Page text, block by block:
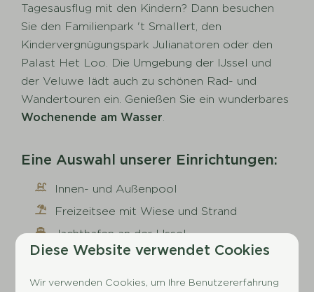
Tagesausflug mit den Kindern? Dann besuchen
Sie den Familienpark 't Smallert, den
Kindervergnügungspark Julianatoren oder den
Palast Het Loo. Die Umgebung der IJssel und
der Veluwe lädt auch zu schönen Rad- und
Wandertouren ein. Genießen Sie ein wunderbares
Wochenende am Wasser.
Eine Auswahl unserer Einrichtungen:
Innen- und Außenpool
Freizeitsee mit Wiese und Strand
Jachthafen an der IJssel
Indoor-Spielparadies
Angenehme Bewirtungseinrichtungen
Diese Website verwendet Cookies
Wir verwenden Cookies, um Ihre Benutzererfahrung